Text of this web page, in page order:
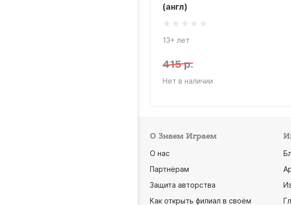
(англ)
13+ лет
415 р.
Нет в наличии
О Знаем Играем
О нас
Партнёрам
Защита авторства
Как открыть филиал в своём